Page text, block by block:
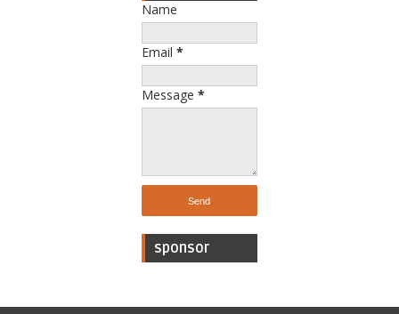
Name
Email *
Message *
sponsor